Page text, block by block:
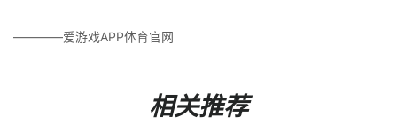
————爱游戏APP体育官网
相关推荐